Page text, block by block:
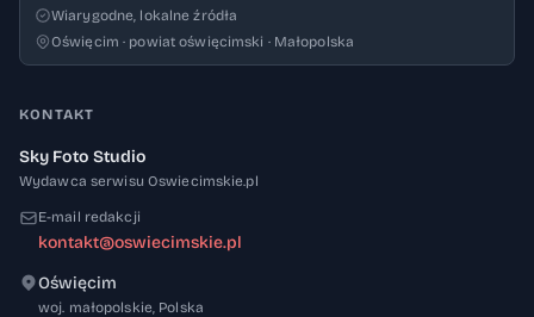
Wiarygodne, lokalne źródła
Oświęcim · powiat oświęcimski · Małopolska
KONTAKT
Sky Foto Studio
Wydawca serwisu Oswiecimskie.pl
E-mail redakcji
kontakt@oswiecimskie.pl
Oświęcim
woj. małopolskie, 32-600
Polska